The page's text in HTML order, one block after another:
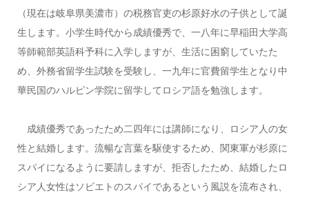
（現在は岐阜県美濃市）の税務官吏の杉原好水の子供として誕
生します。小学生時代から成績優秀で、一八年に早稲田大学高
等師範部英語科予科に入学しますが、生活に困窮していたた
め、外務省留学生試験を受験し、一九年に官費留学生となり中
華民国のハルピン学院に留学してロシア語を勉強します。
成績優秀であったため二四年には講師になり、ロシア人の女
性と結婚します。流暢な言葉を駆使するため、関東軍が杉原に
スパイになるように要請しますが、拒否したため、結婚したロ
シア人女性はソビエトのスパイであるという風説を流布され、